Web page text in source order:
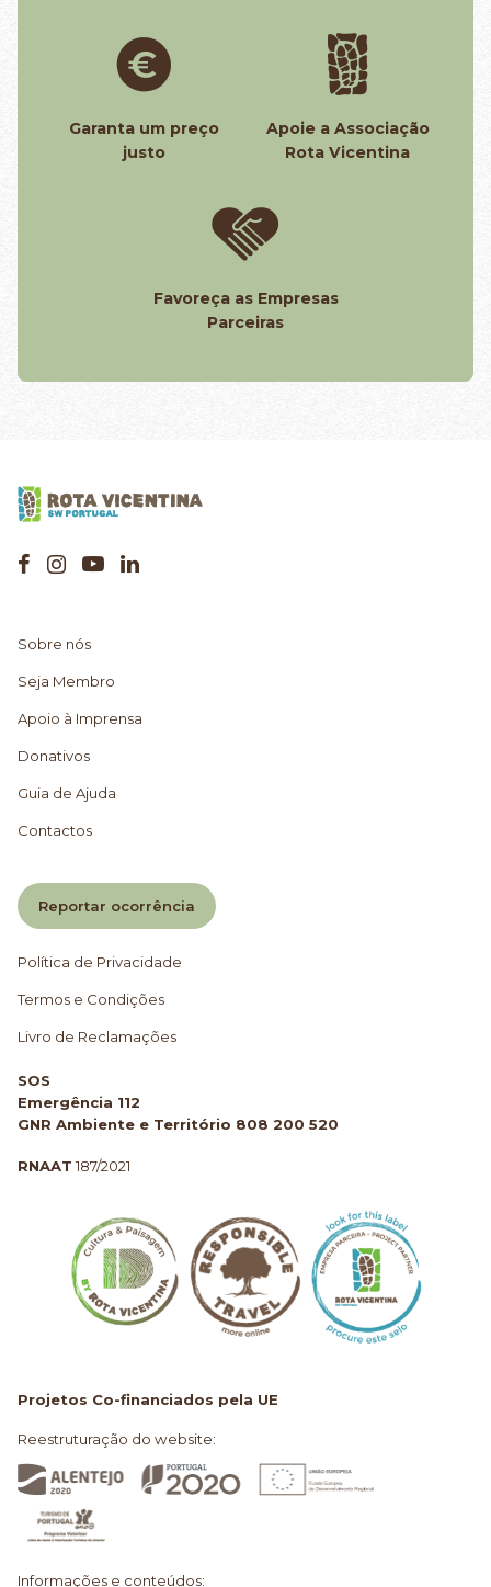
Garanta um preço
justo
Apoie a Associação
Rota Vicentina
Favoreça as Empresas
Parceiras
Sobre nós
Seja Membro
Apoio à Imprensa
Donativos
Guia de Ajuda
Contactos
Reportar ocorrência
Política de Privacidade
Termos e Condições
Livro de Reclamações
SOS
Emergência 112
GNR Ambiente e Território 808 200 520
RNAAT 187/2021
Projetos Co-financiados pela UE
Reestruturação do website:
Informações e conteúdos: